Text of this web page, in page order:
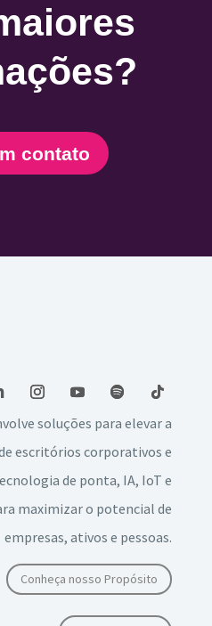
contato
soluções para elevar a
escritórios corporativos e
de ponta, IA, IoT e
maximizar o potencial de
empresas, ativos e pessoas.
Conheça nosso Propósito